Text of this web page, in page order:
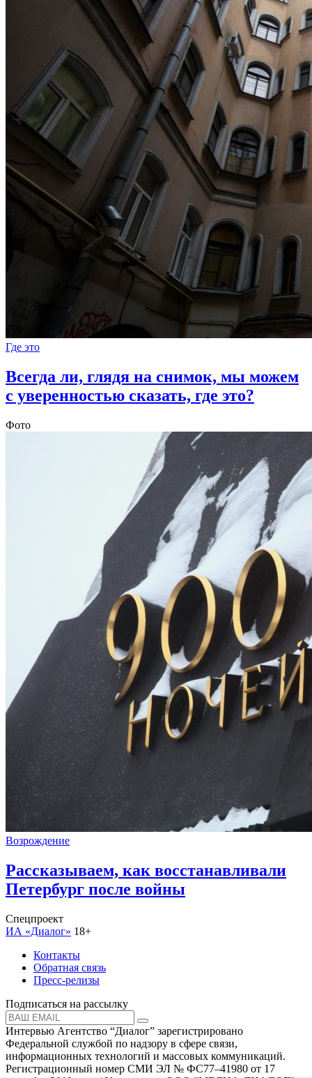
Где это
Всегда ли, глядя на снимок, мы можем
с уверенностью сказать, где это?
Фото
Возрождение
Рассказываем, как восстанавливали
Петербург после войны
Спецпроект
ИА «Диалог» 18+
Контакты
Обратная связь
Пресс-релизы
Подписаться на рассылку
Интервью Агентство “Диалог” зарегистрировано
Федеральной службой по надзору в сфере связи,
информационных технологий и массовых коммуникаций.
Регистрационный номер СМИ ЭЛ № ФС77–41980 от 17